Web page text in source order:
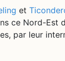
et
ce Nord-Est
par leur